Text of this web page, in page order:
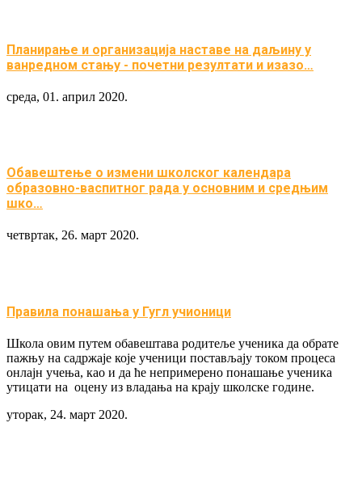
Планирање и организација наставе на даљину у
ванредном стању - почетни резултати и изазо…
среда, 01. април 2020.
Обавештење о измени школског календара
образовно-васпитног рада у основним и средњим
шко…
четвртак, 26. март 2020.
Правила понашања у Гугл учионици
Школа овим путем обавештава родитеље ученика да обрате
пажњу на садржаје које ученици постављају током процеса
онлајн учења, као и да ће непримерено понашање ученика
утицати на оцену из владања на крају школске године.
уторак, 24. март 2020.